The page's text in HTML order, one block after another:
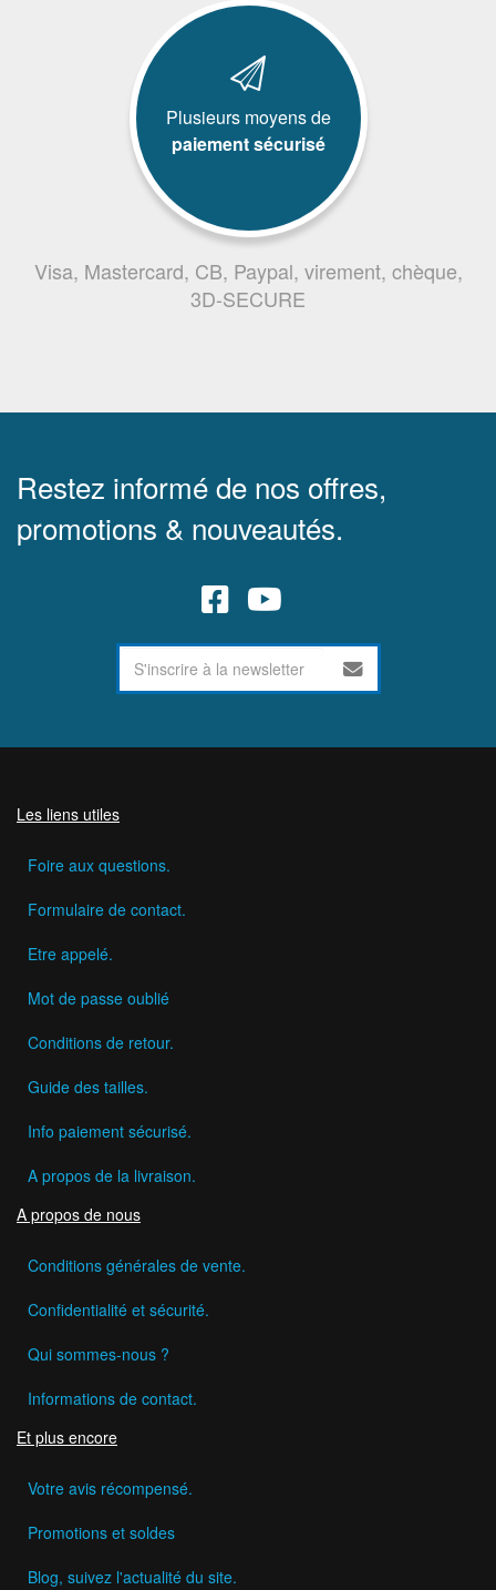
Plusieurs moyens de
paiement sécurisé
Visa, Mastercard, CB, Paypal, virement, chèque,
3D-SECURE
Restez informé de nos offres,
promotions & nouveautés.
Les liens utiles
Foire aux questions.
Formulaire de contact.
Etre appelé.
Mot de passe oublié
Conditions de retour.
Guide des tailles.
Info paiement sécurisé.
A propos de la livraison.
A propos de nous
Conditions générales de vente.
Confidentialité et sécurité.
Qui sommes-nous ?
Informations de contact.
Et plus encore
Votre avis récompensé.
Promotions et soldes
Blog, suivez l'actualité du site.